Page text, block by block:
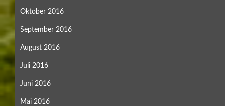
Oktober 2016
September 2016
August 2016
Juli 2016
Juni 2016
Mai 2016